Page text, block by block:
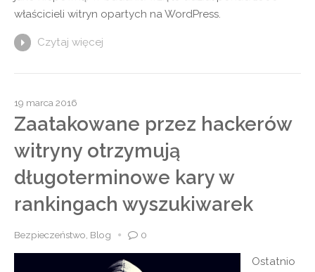
właścicieli witryn opartych na WordPress.
Czytaj więcej
19 marca 2016
Zaatakowane przez hackerów
witryny otrzymują
długoterminowe kary w
rankingach wyszukiwarek
Bezpieczeństwo Blog 0
Ostatnio